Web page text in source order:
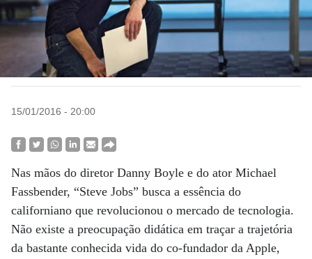
15/01/2016 - 20:00
Nas mãos do diretor Danny Boyle e do ator Michael
Fassbender, “Steve Jobs” busca a essência do
californiano que revolucionou o mercado de tecnologia.
Não existe a preocupação didática em traçar a trajetória
da bastante conhecida vida do co-fundador da Apple,